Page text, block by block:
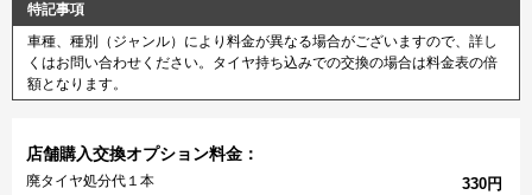
特記事項
車種、種別（ジャンル）により料金が異なる場合がございますので、詳し
くはお問い合わせください。タイヤ持ち込みでの交換の場合は料金表の倍
額となります。
店舗購入交換オプション料金：
廃タイヤ処分代１本 330円